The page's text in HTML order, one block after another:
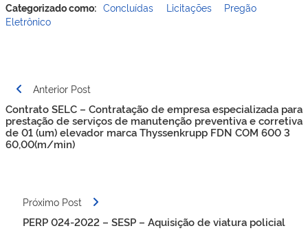
Categorizado como: Concluídas Licitações
Pregão
Eletrônico
Navegação
de
Post
Anterior Post
Contrato SELC – Contratação de empresa especializada para
prestação de serviços de manutenção preventiva e corretiva
de 01 (um) elevador marca Thyssenkrupp FDN COM 600 3
60,00(m/min)
Próximo Post
PERP 024-2022 – SESP – Aquisição de viatura policial